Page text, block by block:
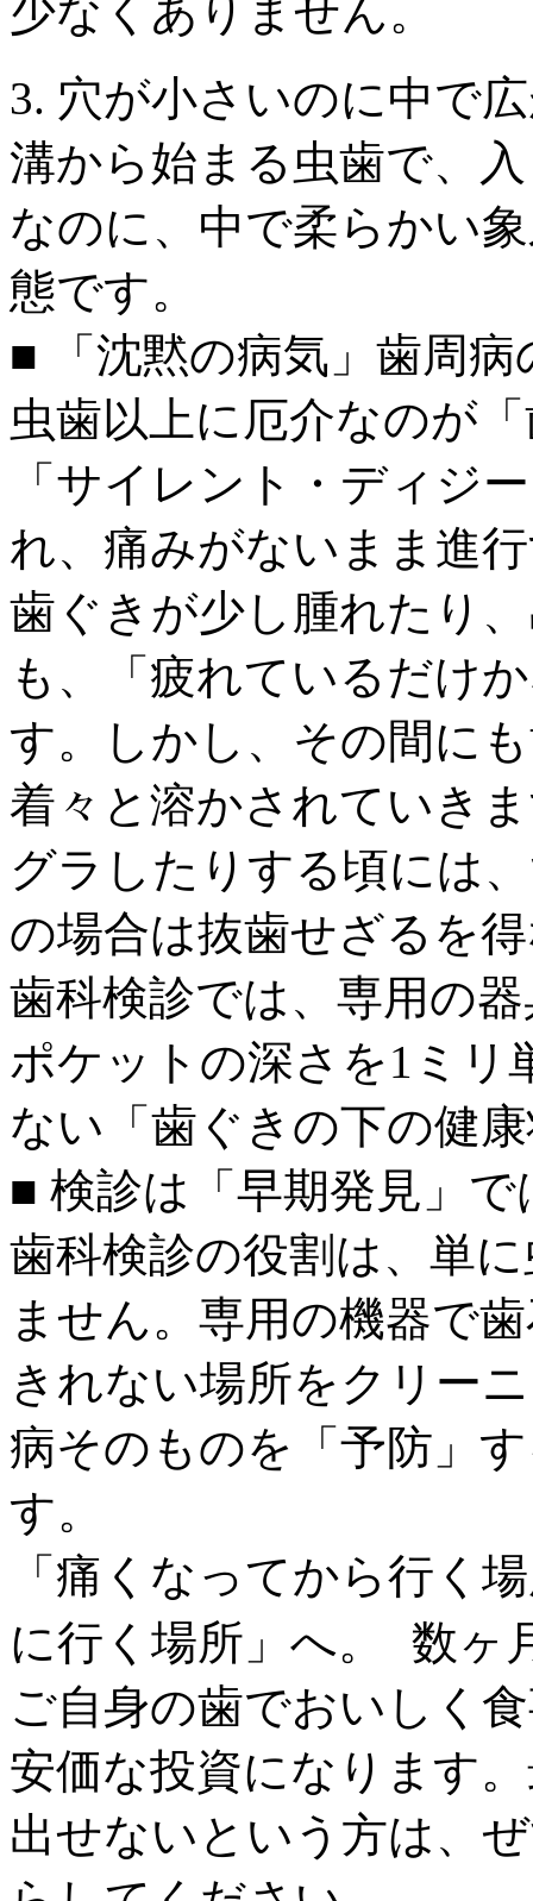
少なくありません。
3. 穴が小さいのに中で
溝から始まる虫歯で、
なのに、中で柔らかい
態です。
■ 「沈黙の病気」歯周
虫歯以上に厄介なのが
「サイレント・ディジ
れ、痛みがないまま進
歯ぐきが少し腫れたり
も、「疲れているだけ
す。しかし、その間に
着々と溶かされていき
グラしたりする頃には
の場合は抜歯せざるを
歯科検診では、専用の
ポケットの深さを1ミリ
ない「歯ぐきの下の健
■ 検診は「早期発見」
歯科検診の役割は、単
ません。専用の機器で
きれない場所をクリー
病そのものを「予防」
す。
「痛くなってから行く
に行く場所」へ。 数ヶ
ご自身の歯でおいしく
安価な投資になります
出せないという方は、